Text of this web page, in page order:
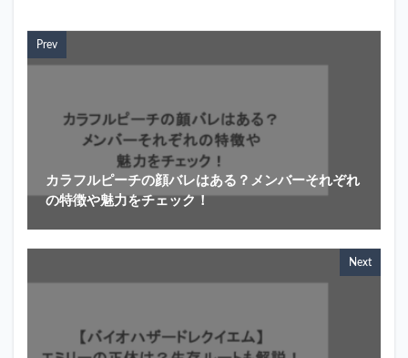
Prev
カラフルピーチの顔バレはある？メンバーそれぞれ
の特徴や魅力をチェック！
Next